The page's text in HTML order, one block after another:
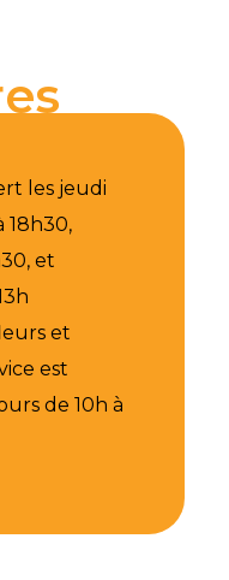
les jeudi
18h30,
et
et
est
de 10h à